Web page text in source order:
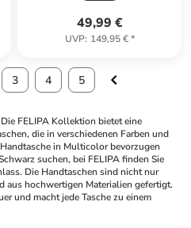
49,99 €
UVP: 149,95 €*
3 4 5
Die FELIPA Kollektion bietet eine
die in verschiedenen Farben und
in Multicolor bevorzugen
suchen, bei FELIPA finden Sie
Die Handtaschen sind nicht nur
hochwertigen Materialien gefertigt.
und macht jede Tasche zu einem